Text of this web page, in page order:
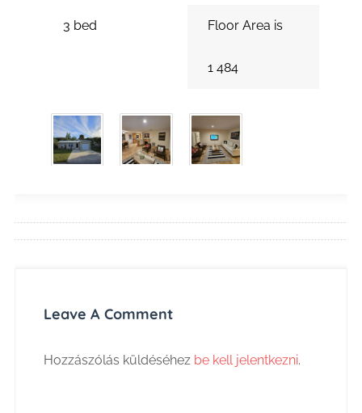
3 bed Floor Area is
1 484
Leave A Comment
Hozzászólás küldéséhez be kell jelentkezni.